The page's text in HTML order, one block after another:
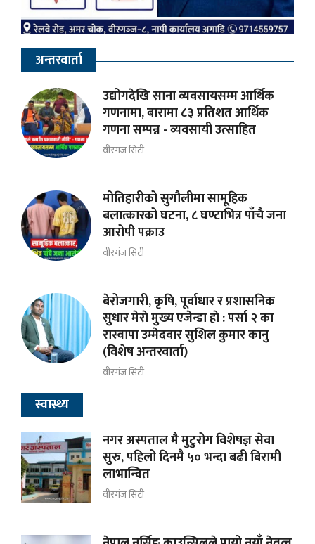
अन्तरवार्ता
उद्योगदेखि साना व्यवसायसम्म आर्थिक
गणनामा, बारामा ८३ प्रतिशत आर्थिक
गणना सम्पन्न - व्यवसायी उत्साहित
वीरगंज सिटी
मोतिहारीको सुगौलीमा सामूहिक
बलात्कारको घटना, ८ घण्टाभित्र पाँचै जना
आरोपी पक्राउ
वीरगंज सिटी
बेरोजगारी, कृषि, पूर्वाधार र प्रशासनिक
सुधार मेराे मुख्य एजेन्डा हाे : पर्सा २ का
रास्वापा उम्मेदवार सुशिल कुमार कानु
(विशेष अन्तरवार्ता)
वीरगंज सिटी
स्वास्थ्य
नगर अस्पताल मै मुटुरोग विशेषज्ञ सेवा
सुरु, पहिलो दिनमै ५० भन्दा बढी बिरामी
लाभान्वित
वीरगंज सिटी